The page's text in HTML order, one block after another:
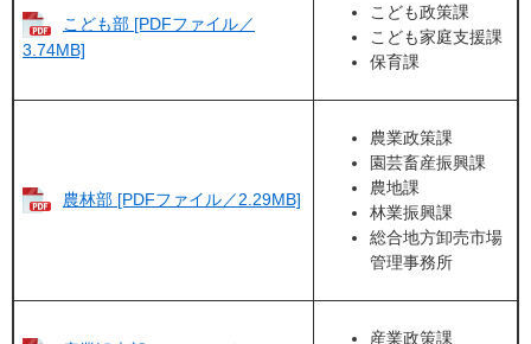
こども部 [PDFファイル／
3.74MB]
こども政策課
こども家庭支援課
保育課
農林部 [PDFファイル／2.29MB]
農業政策課
園芸畜産振興課
農地課
林業振興課
総合地方卸売市場
管理事務所
産業政策課